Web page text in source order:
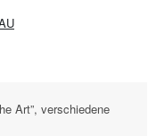
Art”, verschiedene